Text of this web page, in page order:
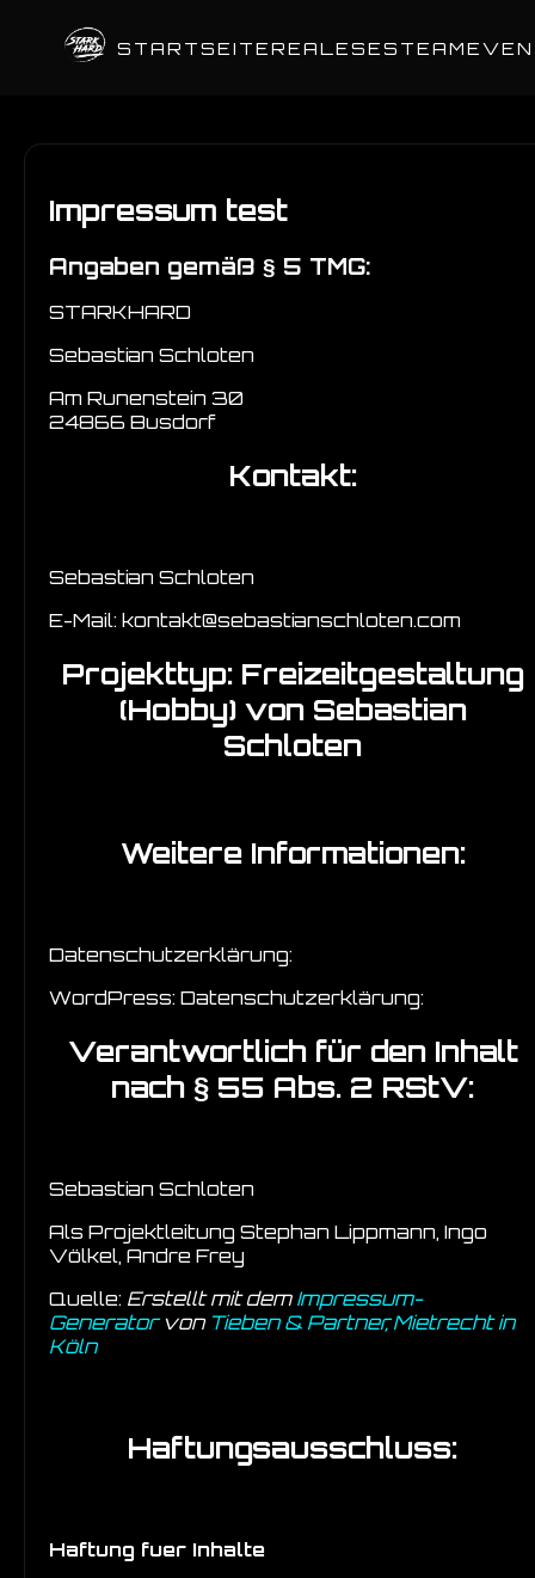
STARTSEITEREALESES TEAM
Impressum test
Angaben gemäß § 5 TMG:
STARKHARD
Sebastian Schloten
Am Runenstein 30
24866 Busdorf
Kontakt:
Sebastian Schloten
E-Mail: kontakt@sebastianschloten.com
Projekttyp: Freizeitgestaltung
(Hobby)von Sebastian
Schloten
Weitere Informationen:
Datenschutzerklärung:
WordPress: Datenschutzerklärung:
Verantwortlich für den Inhalt
nach § 55 Abs. 2 RStV:
Sebastian Schloten
Als Projektleitung Stephan Lippmann, Ingo
Völkel, Andre Frey
Quelle: Erstellt mit dem Impressum-
Generatorvon Tieben & Partner, Mietrecht in
Köln
Haftungsausschluss:
Haftung fuer Inhalte